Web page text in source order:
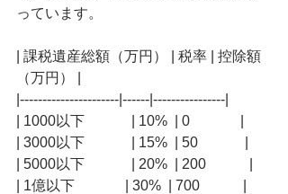
っています。
| 課税遺産総額（万円） | 税率 | 控除額
（万円） |
|----------------------|------|----------------|
| 1000以下             | 10%  | 0              |
| 3000以下             | 15%  | 50             |
| 5000以下             | 20%  | 200            |
| 1億以下              | 30%  | 700            |